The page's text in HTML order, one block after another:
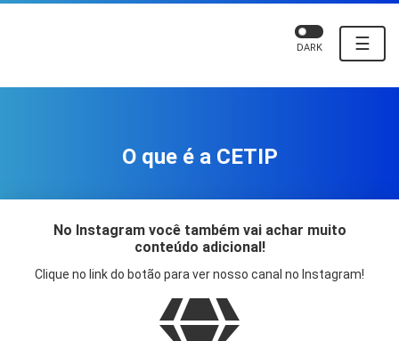
☰
DARK
O que é a CETIP
No Instagram você também vai achar muito
conteúdo adicional!
Clique no link do botão para ver nosso canal no Instagram!